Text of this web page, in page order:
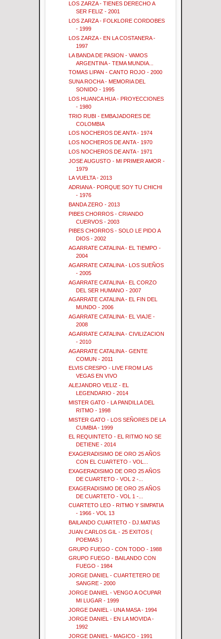
LOS ZARZA - TIENES DERECHO A
SER FELIZ - 2001
LOS ZARZA - FOLKLORE CORDOBES
- 1999
LOS ZARZA - EN LA COSTANERA -
1997
LA BANDA DE PASION - VAMOS
ARGENTINA - TEMA MUNDIA...
TOMAS LIPAN - CANTO ROJO - 2000
SUNA ROCHA - MEMORIA DEL
SONIDO - 1995
LOS HUANCA HUA - PROYECCIONES
- 1980
TRIO RUBI - EMBAJADORES DE
COLOMBIA
LOS NOCHEROS DE ANTA - 1974
LOS NOCHEROS DE ANTA - 1970
LOS NOCHEROS DE ANTA - 1971
JOSE AUGUSTO - MI PRIMER AMOR -
1979
LA VUELTA - 2013
ADRIANA - PORQUE SOY TU CHICHI
- 1976
BANDA ZERO - 2013
PIBES CHORROS - CRIANDO
CUERVOS - 2003
PIBES CHORROS - SOLO LE PIDO A
DIOS - 2002
AGARRATE CATALINA - EL TIEMPO -
2004
AGARRATE CATALINA - LOS SUEÑOS
- 2005
AGARRATE CATALINA - EL CORZO
DEL SER HUMANO - 2007
AGARRATE CATALINA - EL FIN DEL
MUNDO - 2006
AGARRATE CATALINA - EL VIAJE -
2008
AGARRATE CATALINA - CIVILIZACION
- 2010
AGARRATE CATALINA - GENTE
COMUN - 2011
ELVIS CRESPO - LIVE FROM LAS
VEGAS EN VIVO
ALEJANDRO VELIZ - EL
LEGENDARIO - 2014
MISTER GATO - LA PANDILLA DEL
RITMO - 1998
MISTER GATO - LOS SEÑORES DE LA
CUMBIA - 1999
EL REQUINTETO - EL RITMO NO SE
DETIENE - 2014
EXAGERADISIMO DE ORO 25 AÑOS
CON EL CUARTETO - VOL...
EXAGERADISIMO DE ORO 25 AÑOS
DE CUARTETO - VOL 2 -...
EXAGERADISIMO DE ORO 25 AÑOS
DE CUARTETO - VOL 1 -...
CUARTETO LEO - RITMO Y SIMPATIA
- 1966 - VOL 13
BAILANDO CUARTETO - DJ.MATIAS
JUAN CARLOS GIL - 25 EXITOS (
POEMAS )
GRUPO FUEGO - CON TODO - 1988
GRUPO FUEGO - BAILANDO CON
FUEGO - 1984
JORGE DANIEL - CUARTETERO DE
SANGRE - 2000
JORGE DANIEL - VENGO A OCUPAR
MI LUGAR - 1999
JORGE DANIEL - UNA MASA - 1994
JORGE DANIEL - EN LA MOVIDA -
1992
JORGE DANIEL - MAGICO - 1991